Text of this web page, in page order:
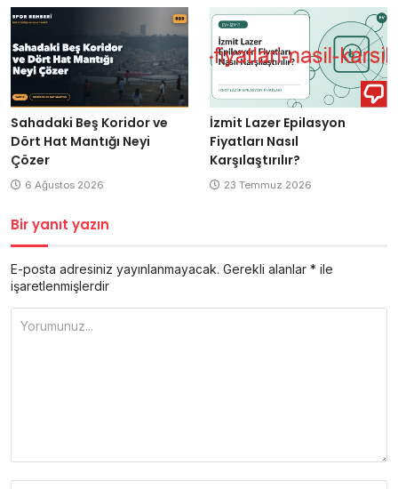
Sahadaki Beş Koridor ve
Dört Hat Mantığı Neyi
Çözer
6 Ağustos 2026
İzmit Lazer Epilasyon
Fiyatları Nasıl
Karşılaştırılır?
23 Temmuz 2026
Bir yanıt yazın
E-posta adresiniz yayınlanmayacak. Gerekli alanlar * ile
işaretlenmişlerdir